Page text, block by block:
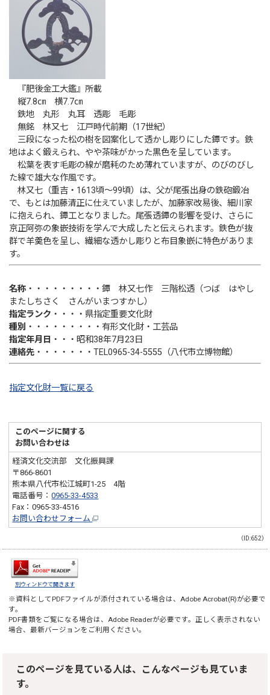
『肥後金工大鑑』所載
縦7.8㎝ 横7.7㎝
鉄地 丸形 丸耳 透彫 毛彫
無銘 林又七 江戸時代前期（17世紀）
三段になった松の樹を図案化して透かし彫りにした鐔です。鉄
地はよく鍛えられ、やや茶味がかった黒色を呈しています。
松葉を表す毛彫の線が磨耗のため薄れていますが、のびのびし
た線で雄大な作風です。
林又七（重吉・1613頃〜99頃）は、父が尾張出身の鉄砲鍛冶
で、もとは加藤清正に仕えていましたが、加藤家改易後、細川家
に抱えられ、鐔工となりました。尾張透鐔の影響を受け、さらに
京正阿弥の象嵌技術を学んで大成したと伝えられます。鉄色が抜
群で羊羮色を呈し、繊細な透かし彫りと布目象嵌に特色がありま
す。
名称 ・・・・・・・・・鐔 林又七作 三階松透（つば はやし
またしちさく さんがいまつすかし）
指定ランク ・・・・県指定重要文化財
種別 ・・・・・・・・・有形文化財・工芸品
指定年月日 ・・・昭和38年7月23日
連絡先 ・・・・・・・TEL0965-34-5555（八代市立博物館）
指定文化財一覧に戻る
このページに関する
お問い合わせは
経済文化交流部 文化振興課
〒866-8601
熊本県八代市松江城町1-25 4階
電話番号：0965-33-4533
Fax：0965-33-4516
お問い合わせフォーム
（ID:652）
別ウィンドウで開きます
※資料としてPDFファイルが添付されている場合は、 Adobe Acrobat(R)が必要で
す。
PDF書類をご覧になる場合は、 Adobe Readerが必要です。正しく表示されない
場合、最新バージョンをご利用ください。
このページを見ている人は、こんなページも見ていま
す。